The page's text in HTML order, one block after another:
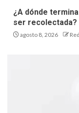
¿A dónde
ser recolectada?
agosto 8, 2026